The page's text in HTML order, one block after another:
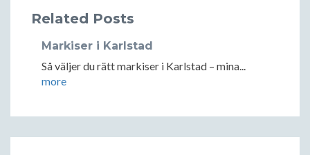
Related Posts
Markiser i Karlstad
Så väljer du rätt markiser i Karlstad – mina...
more